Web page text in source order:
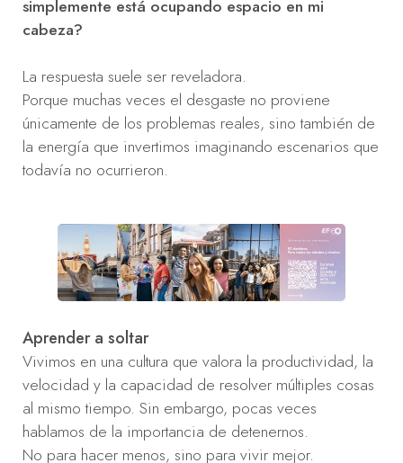
simplemente está ocupando espacio en mi
cabeza?
La respuesta suele ser reveladora.
Porque muchas veces el desgaste no proviene
únicamente de los problemas reales, sino también de
la energía que invertimos imaginando escenarios que
todavía no ocurrieron.
Aprender a soltar
Vivimos en una cultura que valora la productividad, la
velocidad y la capacidad de resolver múltiples cosas
al mismo tiempo. Sin embargo, pocas veces
hablamos de la importancia de detenernos.
No para hacer menos, sino para vivir mejor.